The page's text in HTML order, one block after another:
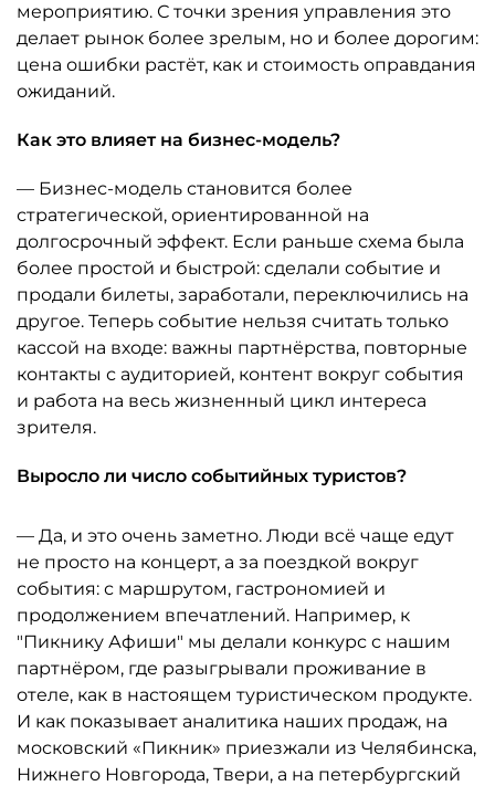
мероприятию. С точки зрения управления это
делает рынок более зрелым, но и более дорогим:
цена ошибки растёт, как и стоимость оправдания
ожиданий.
Как это влияет на бизнес-модель?
— Бизнес-модель становится более
стратегической, ориентированной на
долгосрочный эффект. Если раньше схема была
более простой и быстрой: сделали событие и
продали билеты, заработали, переключились на
другое. Теперь событие нельзя считать только
кассой на входе: важны партнёрства, повторные
контакты с аудиторией, контент вокруг события
и работа на весь жизненный цикл интереса
зрителя.
Выросло ли число событийных туристов?
— Да, и это очень заметно. Люди всё чаще едут
не просто на концерт, а за поездкой вокруг
события: с маршрутом, гастрономией и
продолжением впечатлений. Например, к
"Пикнику Афиши" мы делали конкурс с нашим
партнёром, где разыгрывали проживание в
отеле, как в настоящем туристическом продукте.
И как показывает аналитика наших продаж, на
московский «Пикник» приезжали из Челябинска,
Нижнего Новгорода, Твери, а на петербургский